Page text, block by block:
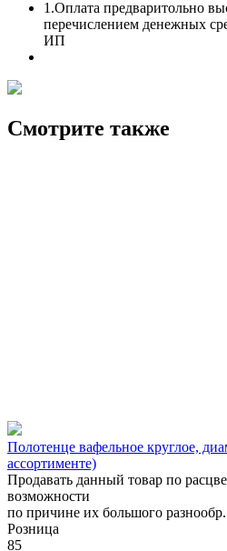
1.Оплата предваритольно
перечислением денежных
ИП
Смотрите также
Полотенце вафельное круглое,
ассортименте)
Продавать данный товар по
возможности
по причине их большого
Розница
85